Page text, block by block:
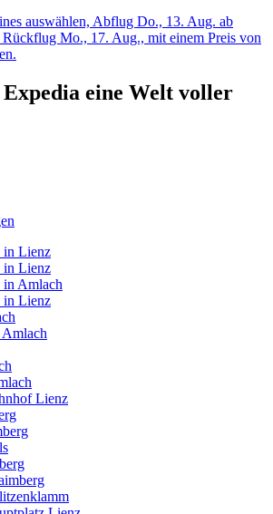
auswählen, Abflug Do., 13. Aug. ab
Mo., 17. Aug., mit einem Preis von
eine Welt voller
in Lienz
in Lienz
in Amlach
in Lienz
Lienz